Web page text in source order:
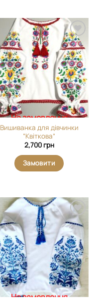
Додати
виріб у
вибране
На замовлення
Вишиванка для дівчинки
“Квіткова”
2,700 грн
Замовити
Додати
виріб у
вибране
На замовлення